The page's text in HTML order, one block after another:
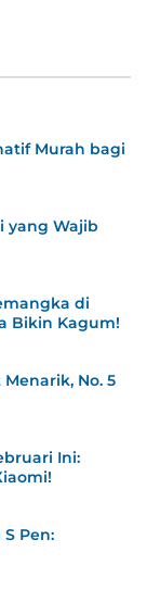
Murah bagi
yang Wajib
di
Bikin Kagum!
No. 5
Ini:
Pen: